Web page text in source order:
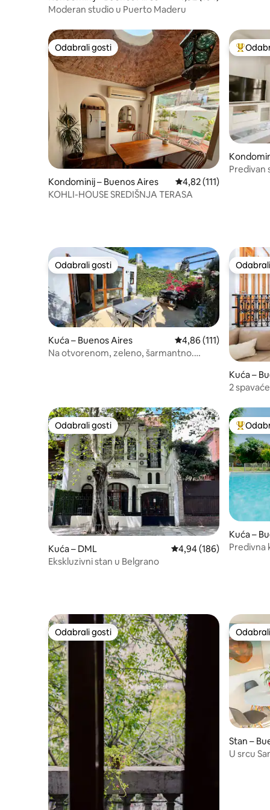
Moderan studio u Puerto Maderu
Odabrali gosti
Odabrali gosti
Kondominij – Buenos Aires Prosječna ocjena: 4,82/
4,82 (111)
KOHLI-HOUSE SREDIŠNJA TERASA
Među
Predivan
Odabrali gosti
Odabrali gosti
Kuća – Buenos Aires Prosječna ocjena: 4,86/
4,86 (111)
Na otvorenom, zeleno, šarmantno.
Kuća –
2
Odabrali gosti
Odabrali gosti
Kuća – DML Prosječna ocjena: 4,94/
4,94 (186)
Ekskluzivni stan u Belgrano
Među
Kuća –
Predivna
Odabrali gosti
Odabrali gosti
Stan –
U srcu